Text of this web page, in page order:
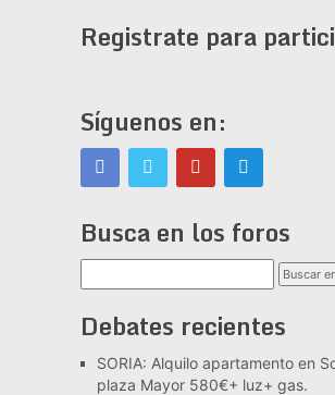
Registrate para
Síguenos en:
Busca en los foros
Debates recientes
SORIA: Alquilo apartamento en
plaza Mayor 580€+ luz+ gas.